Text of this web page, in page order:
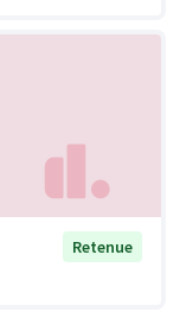
Retenue